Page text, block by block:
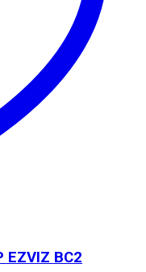
EZVIZ BC2